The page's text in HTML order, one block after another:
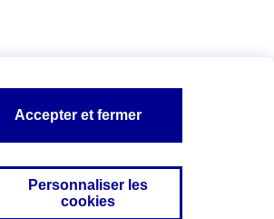
Personnaliser les
cookies
Accepter et fermer